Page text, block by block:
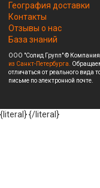
География доставки
Контакты
Отзывы о нас
База знаний
ООО "Солид Групп" © Компания
из Санкт-Петербурга.
отличаться от реального вида
письме по электронной почте.
{literal}{/literal}